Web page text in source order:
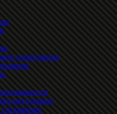
спортсменов
метаданных
соглашение